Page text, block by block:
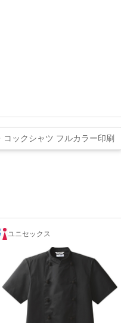
コックシャツ フルカラー印刷
ユニセックス